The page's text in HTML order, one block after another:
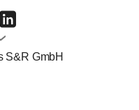
S&R GmbH